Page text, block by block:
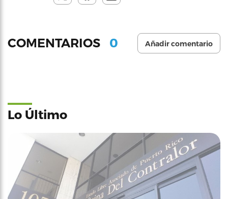
COMENTARIOS 0 Añadir comentario
Lo Último